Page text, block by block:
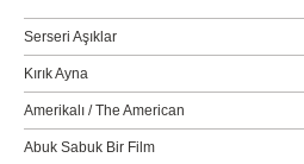
Serseri Aşıklar
Kırık Ayna
Amerikalı / The American
Abuk Sabuk Bir Film